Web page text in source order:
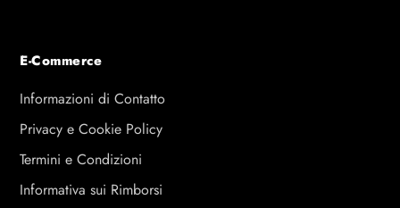
E-Commerce
Informazioni di Contatto
Privacy e Cookie Policy
Termini e Condizioni
Informativa sui Rimborsi